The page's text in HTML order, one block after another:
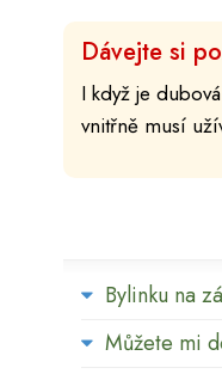
Dávejte si
I když je
vnitřně musí
Bylinku na
Můžete mi